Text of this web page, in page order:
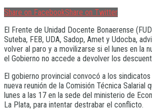
Share on FacebookShare on Twitter
El Frente de Unidad Docente Bonaerense
Suteba, FEB, UDA, Sadop, Amet y Udocba,
volver al paro y a movilizarse si el lunes en la
el Gobierno no accede a devolver los
El gobierno provincial convocó a los
nueva reunión de la Comisión Técnica Salarial
lunes a las 17 en la sede del ministerio de
La Plata, para intentar destrabar el conflicto.